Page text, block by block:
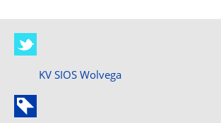
KV SIOS Wolvega